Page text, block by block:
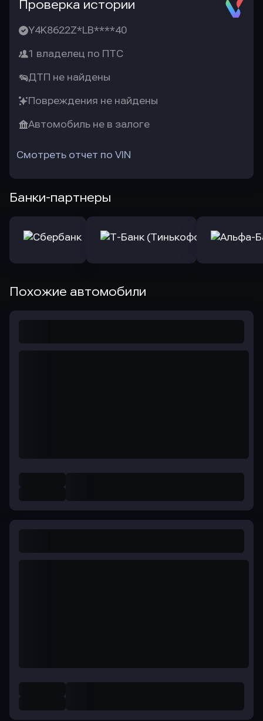
Проверка истории
Y4K8622Z*LB****40
1 владелец по ПТС
ДТП не найдены
Повреждения не найдены
Автомобиль не в залоге
Смотреть отчет по VIN
Банки-партнеры
Похожие автомобили